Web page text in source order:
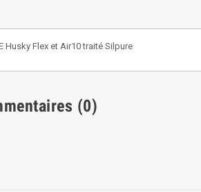
Husky Flex et Air10 traité Silpure
(0)